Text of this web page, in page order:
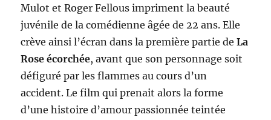
Mulot et Roger Fellous impriment la beauté
juvénile de la comédienne âgée de 22 ans. Elle
crève ainsi l’écran dans la première partie deLa
Rose écorchée, avant que son personnage soit
défiguré par les flammes au cours d’un
accident. Le film qui prenait alors la forme
d’une histoire d’amour passionnée teintée